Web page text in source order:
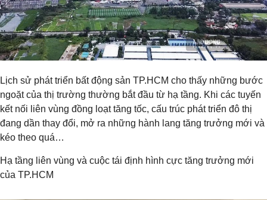
Lịch sử phát triển bất động sản TP.HCM cho thấy những bước
ngoặt của thị trường thường bắt đầu từ hạ tầng. Khi các tuyến
kết nối liên vùng đồng loạt tăng tốc, cấu trúc phát triển đô thị
đang dần thay đổi, mở ra những hành lang tăng trưởng mới và
kéo theo quá…
Hạ tầng liên vùng và cuộc tái định hình cực tăng trưởng mới
của TP.HCM